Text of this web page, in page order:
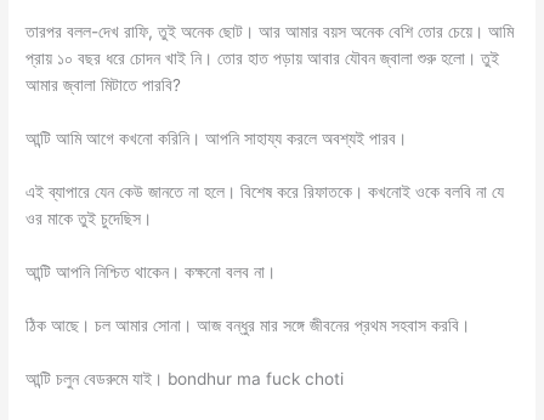
তারপর বলল-দেখ রাফি, তুই অনেক ছোট। আর আমার বয়স অনেক বেশি তোর চেয়ে। আমি
প্রায় ১০ বছর ধরে চোদন খাই নি। তোর হাত পড়ায় আবার যৌবন জ্বালা শুরু হলো। তুই
আমার জ্বালা মিটাতে পারবি?
আন্টি আমি আগে কখনো করিনি। আপনি সাহায্য করলে অবশ্যই পারব।
এই ব্যাপারে যেন কেউ জানতে না হলে। বিশেষ করে রিফাতকে। কখনোই ওকে বলবি না যে
ওর মাকে তুই চুদেছিস।
আন্টি আপনি নিশ্চিত থাকেন। কক্ষনো বলব না।
ঠিক আছে। চল আমার সোনা। আজ বন্ধুর মার সঙ্গে জীবনের প্রথম সহবাস করবি।
আন্টি চলুন বেডরুমে যাই। bondhur ma fuck choti